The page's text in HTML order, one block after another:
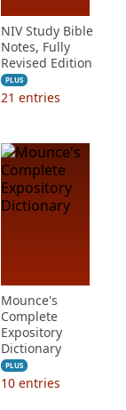
NIV Study Bible
Notes, Fully
Revised Edition
PLUS
21 entries
Mounce's
Complete
Expository
Dictionary
PLUS
10 entries